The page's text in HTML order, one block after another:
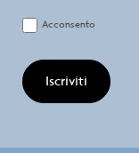
Acconsento
Iscriviti